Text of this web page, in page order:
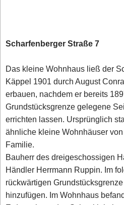
Scharfenberger Straße 7
Das kleine Wohnhaus ließ der
Käppel 1901 durch August
erbauen, nachdem er bereits
Grundstücksgrenze gelegene
errichten lassen. Ursprünglich
ähnliche kleine Wohnhäuser
Familie.
Bauherr des dreigeschossigen
Händler Herrmann Ruppin. Im
rückwärtigen
hinzufügen. Im Wohnhaus